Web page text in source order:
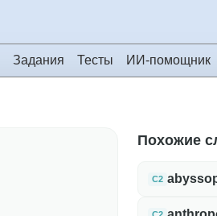
Задания Тесты ИИ-помощник
Похожие
C2
C2